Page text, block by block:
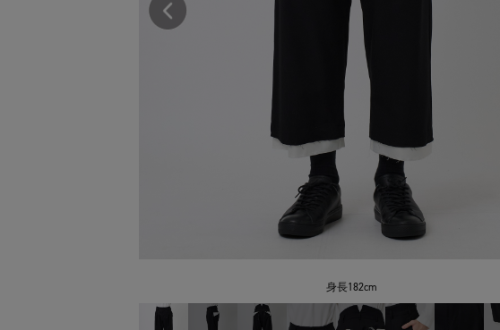
身長182cm